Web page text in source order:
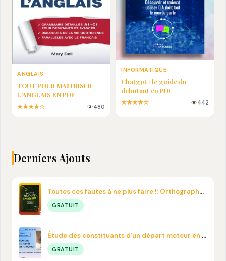
ANGLAIS
TOUT POUR MAȊTRISER
L'ANGLAIS EN PDF
★★★★☆ 480
INFORMATIQUE
Chatgpt : le guide du
debutant en PDF
★★★★☆ 442
Derniers Ajouts
Toutes ces fautes à ne plus faire !: Orthographe, contresens, prononciation… En pdf
GRATUIT
Étude des constituants d’un départ moteur en PDF
GRATUIT